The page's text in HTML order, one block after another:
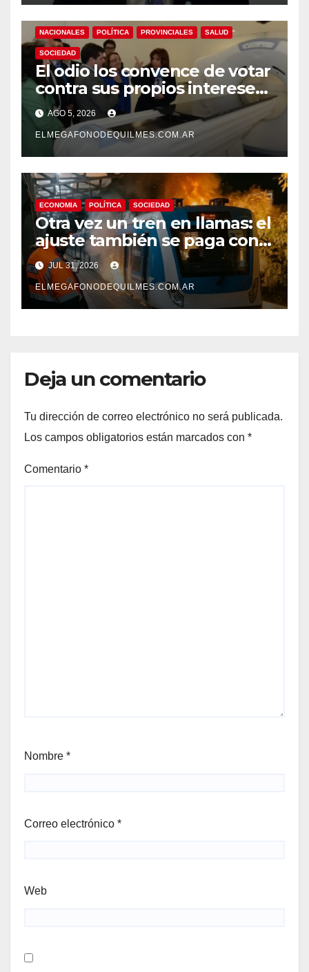
NACIONALES POLÍTICA PROVINCIALES SALUD
SOCIEDAD
El odio los convence de votar
contra sus propios intereses.
Una Sociedad atrapada en la
grieta
AGO 5, 2026
ELMEGAFONODEQUILMES.COM.AR
ECONOMIA POLÍTICA SOCIEDAD
Otra vez un tren en llamas: el
ajuste también se paga con
seguridad
JUL 31, 2026
ELMEGAFONODEQUILMES.COM.AR
Deja un comentario
Tu dirección de correo electrónico no será publicada.
Los campos obligatorios están marcados con *
Comentario *
Nombre *
Correo electrónico *
Web